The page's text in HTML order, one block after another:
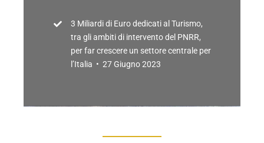
3 Miliardi di Euro dedicati al Turismo,
tra gli ambiti di intervento del PNRR,
per far crescere un settore centrale per
l’Italia • 27 Giugno 2023